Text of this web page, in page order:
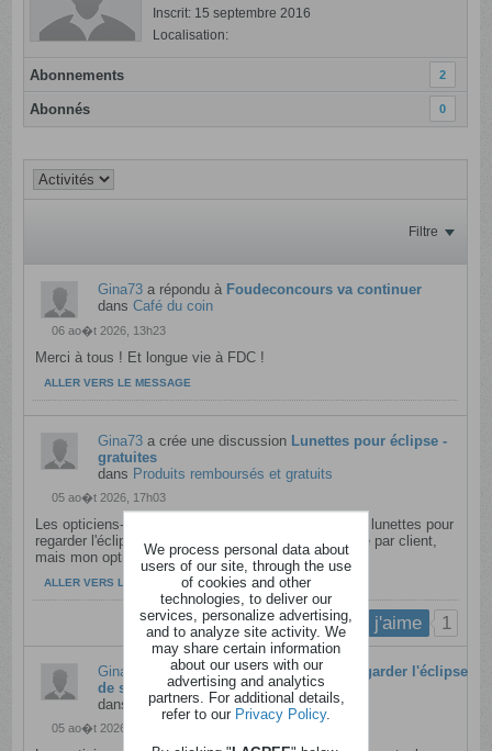
Inscrit: 15 septembre 2016
Localisation:
Abonnements 2
Abonnés 0
Filtre
Gina73 a répondu à Foudeconcours va continuer
dansCafé du coin
06 ao�t 2026, 13h23
Merci à tous ! Et longue vie à FDC !
ALLER VERS LE MESSAGE
Gina73 a crée une discussion Lunettes pour éclipse -
gratuites
dans Produits remboursés et gratuits
05 ao�t 2026, 17h03
Les opticiens- revendeurs ice-watch ont un stock de lunettes pour
regarder l'éclipse. C'est en principe une paire gratuite par client,
mais mon opticien...
ALLER VERS LE MESSAGE
j'aime 1
Gina73 a répondu àDes lunettes pour regarder l'éclipse
de soleil - Vivacité - 07l08
dans
Anciens messages
05 ao�t 2026, 16h44
We process personal data about
users of our site, through the use
of cookies and other
technologies, to deliver our
services, personalize advertising,
and to analyze site activity. We
may share certain information
about our users with our
advertising and analytics
partners. For additional details,
refer to our Privacy Policy.